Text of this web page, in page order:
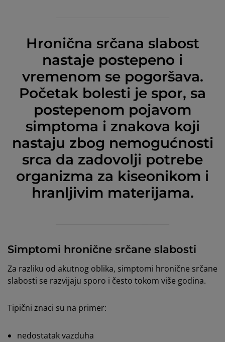
Hronična srčana slabost
nastaje postepeno i
vremenom se pogoršava.
Početak bolesti je spor, sa
postepenom pojavom
simptoma i znakova koji
nastaju zbog nemogućnosti
srca da zadovolji potrebe
organizma za kiseonikom i
hranljivim materijama.
Simptomi hronične srčane slabosti
Za razliku od akutnog oblika, simptomi hronične srčane
slabosti se razvijaju sporo i često tokom više godina.
Tipični znaci su na primer:
nedostatak vazduha